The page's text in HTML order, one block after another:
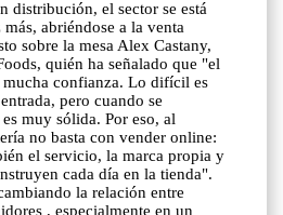
distribución, el sector se está
abriéndose a la venta
sobre la mesa Alex Castany,
quién ha señalado que "el
confianza. Lo difícil es
pero cuando se
muy sólida. Por eso, al
no basta con vender online:
el servicio, la marca propia y
cada día en la tienda".
la relación entre
, especialmente en un